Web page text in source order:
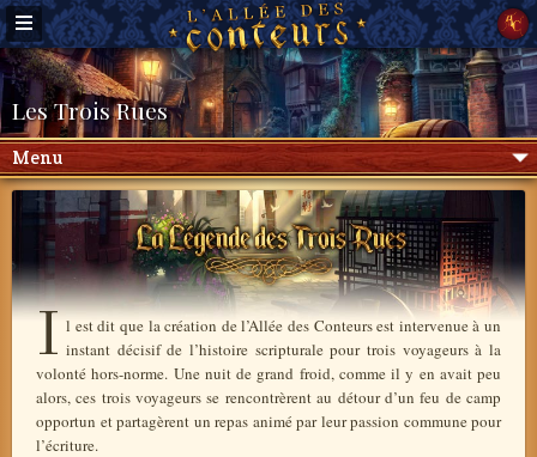
Les Trois Rues
Menu
I l est dit que la création de l’Allée des Conteurs est intervenue à un
instant décisif de l’histoire scripturale pour trois voyageurs à la
volonté hors-norme. Une nuit de grand froid, comme il y en avait peu
alors, ces trois voyageurs se rencontrèrent au détour d’un feu de camp
opportun et partagèrent un repas animé par leur passion commune pour
l’écriture.